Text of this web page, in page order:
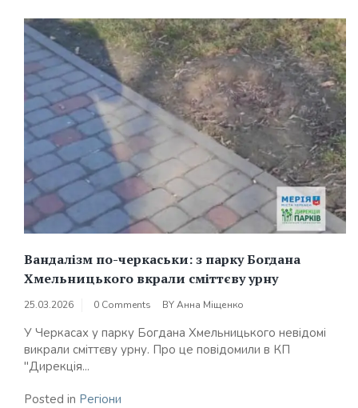
Вандалізм по-черкаськи: з парку Богдана
Хмельницького вкрали сміттєву урну
25.03.2026 0 Comments BYАнна Міщенко
У Черкасах у парку Богдана Хмельницького невідомі
викрали сміттєву урну. Про це повідомили в КП
"Дирекція...
Posted in Регіони